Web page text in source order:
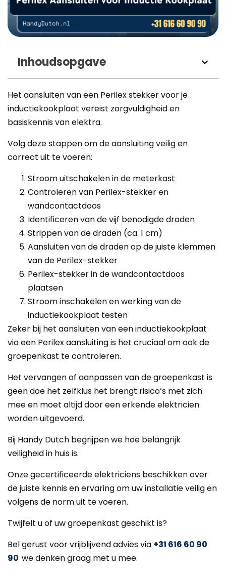
Inhoudsopgave
Het aansluiten van een Perilex stekker voor je
inductiekookplaat vereist zorgvuldigheid en
basiskennis van elektra.
Volg deze stappen om de aansluiting veilig en
correct uit te voeren:
Stroom uitschakelen in de meterkast
Controleren van Perilex-stekker en
wandcontactdoos
Identificeren van de vijf benodigde draden
Strippen van de draden (ca. 1 cm)
Aansluiten van de draden op de juiste klemmen
van de Perilex-stekker
Perilex-stekker in de wandcontactdoos
plaatsen
Stroom inschakelen en werking van de
inductiekookplaat testen
Zeker bij het aansluiten van een inductiekookplaat
via een Perilex aansluiting is het cruciaal om ook de
groepenkast te controleren.
Het vervangen of aanpassen van de groepenkast is
geen doe het zelfklus het brengt risico’s met zich
mee en moet altijd door een erkende elektricien
worden uitgevoerd.
Bij Handy Dutch begrijpen we hoe belangrijk
veiligheid in huis is.
Onze gecertificeerde elektriciens beschikken over
de juiste kennis en ervaring om uw installatie veilig en
volgens de norm uit te voeren.
Twijfelt u of uw groepenkast geschikt is?
Bel gerust voor vrijblijvend advies via +31 616 60 90
90 we denken graag met u mee.